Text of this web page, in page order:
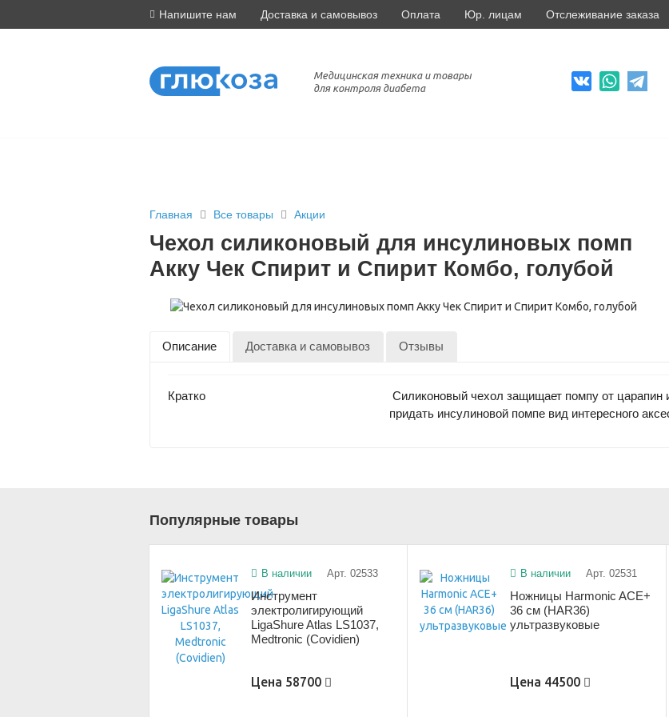
Напишите нам Доставка и самовывоз Оплата Юр. лицам Отслеживание заказа
Медицинская техника и товары
для контроля диабета
Главная Все товары Акции
Чехол силиконовый для инсулиновых помп
Акку Чек Спирит и Спирит Комбо, голубой
Описание Доставка и самовывоз Отзывы
Кратко
Силиконовый чехол защищает помпу от царапин
придать инсулиновой помпе вид интересного
Популярные товары
В наличии Арт. 02533
Инструмент
электролигирующий
LigaShure Atlas LS1037,
Medtronic (Covidien)
Цена 58700
В наличии Арт. 02531
Ножницы Harmonic ACE+
36 см (HAR36)
ультразвуковые
Цена 44500